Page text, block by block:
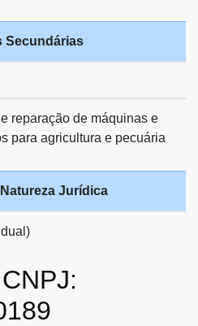
Secundárias
reparação de máquinas e
para agricultura e pecuária
Jurídica